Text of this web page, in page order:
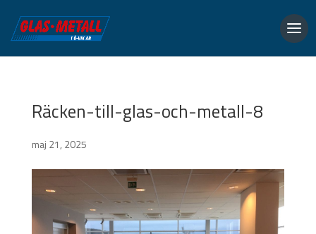
Räcken-till-glas-och-metall-8
maj 21, 2025